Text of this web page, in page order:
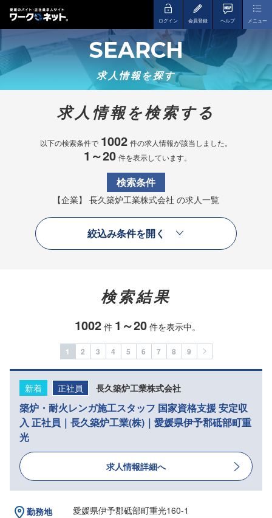
ログイン 会員登録 ヘルプ メニュー
SEARCH
求人情報を探す
求人情報を検索する
以下の検索条件で 1002 件の求人情報が該当しました。
1～20 件を表示しています。
検索条件
【企業】 長久築炉工業株式会社 の求人一覧
絞込み条件を開く
検索結果
1002 件 1～20 件を表示中。
1 2 3 4 5 6 7 8 9
新着 正社員 長久築炉工業株式会社
築炉・耐火レンガ施工スタッフ 国家資格支援 安定収
入 正社員｜長久築炉工業(株)｜愛媛県伊予郡砥部町重
光
求人情報詳細へ
勤務地
愛媛県伊予郡砥部町重光160-1